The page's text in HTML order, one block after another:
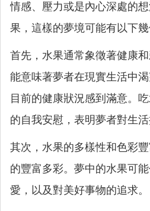
情感、壓力或是內心深處的
果，這樣的夢境可能有以下幾
首先，水果通常象徵著健康
能意味著夢者在現實生活中
目前的健康狀況感到滿意。
的自我安慰，表明夢者對生活
其次，水果的多樣性和色彩
的豐富多彩。夢中的水果可
愛，以及對美好事物的追求。